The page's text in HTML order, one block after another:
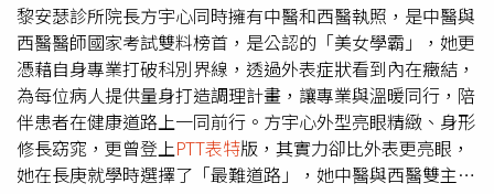
黎安瑟診所院長方宇心同時擁有中醫和西醫執照，是中醫與
西醫醫師國家考試雙料榜首，是公認的「美女學霸」，她更
憑藉自身專業打破科別界線，透過外表症狀看到內在癥結，
為每位病人提供量身打造調理計畫，讓專業與溫暖同行，陪
伴患者在健康道路上一同前行。方宇心外型亮眼精緻、身形
修長窈窕，更曾登上PTT表特版，其實力卻比外表更亮眼，
她在長庚就學時選擇了「最難道路」，她中醫與西醫雙主